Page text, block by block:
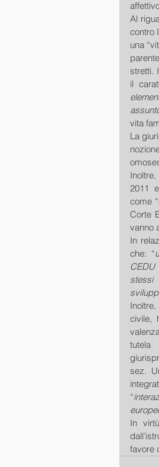
Al
contro
una
stretti.
il
vita
La
2011
come
Corte
vanno
In
che: “
stessi
civile,
tutela
sez.
“
In
favore